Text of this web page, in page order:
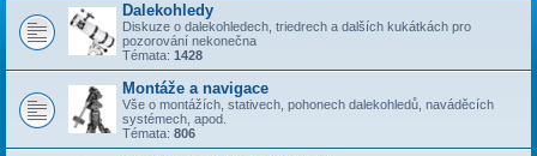
Dalekohledy
Diskuze o dalekohledech, triedrech a dalších kukátkách pro
pozorování nekonečna
Témata: 1428
Montáže a navigace
Vše o montážích, stativech, pohonech dalekohledů, naváděcích
systémech, apod.
Témata: 806